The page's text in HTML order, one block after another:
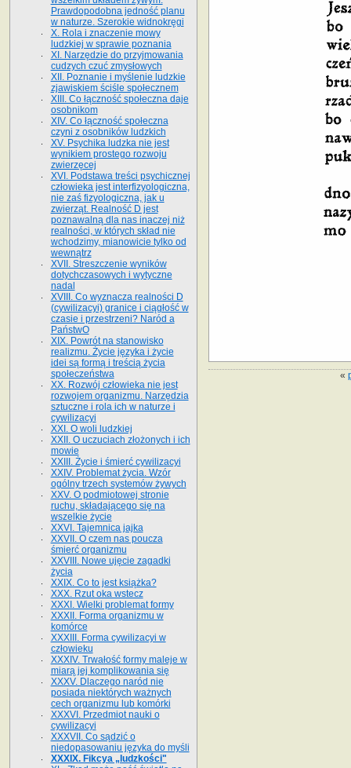
«
Prawdopodobna jedność planu
w naturze. Szerokie widnokręgi
X. Rola i znaczenie mowy
ludzkiej w sprawie poznania
XI. Narzędzie do przyjmowania
cudzych czuć zmysłowych
XII. Poznanie i myślenie ludzkie
zjawiskiem ściśle społecznem
XIII. Co łączność społeczna daje
osobnikom
XIV. Co łączność społeczna
czyni z osobników ludzkich
XV. Psychika ludzka nie jest
wynikiem prostego rozwoju
zwierzęcej
XVI. Podstawa treści psychicznej
człowieka jest interfizyologiczna,
nie zaś fizyologiczna, jak u
zwierząt. Realność D jest
poznawalną dla nas inaczej niż
realności, w których skład nie
wchodzimy, mianowicie tylko od
wewnątrz
XVII. Streszczenie wyników
dotychczasowych i wytyczne
nadal
XVIII. Co wyznacza realności D
(cywilizacyi) granice i ciągłość w
czasie i przestrzeni? Naród a
PaństwO
XIX. Powrót na stanowisko
realizmu. Życie języka i życie
idei są formą i treścią życia
społeczeństwa
XX. Rozwój człowieka nie jest
rozwojem organizmu. Narzędzia
sztuczne i rola ich w naturze i
cywilizacyi
XXI. O woli ludzkiej
XXII. O uczuciach złożonych i ich
mowie
XXIII. Życie i śmierć cywilizacyi
XXIV. Problemat życia. Wzór
ogólny trzech systemów żywych
XXV. O podmiotowej stronie
ruchu, składającego się na
wszelkie życie
XXVI. Tajemnica jajka
XXVII. O czem nas poucza
śmierć organizmu
XXVIII. Nowe ujęcie zagadki
życia
XXIX. Co to jest książka?
XXX. Rzut oka wstecz
XXXI. Wielki problemat formy
XXXII. Forma organizmu w
komórce
XXXIII. Forma cywilizacyi w
człowieku
XXXIV. Trwałość formy maleje w
miarą jej komplikowania się
XXXV. Dlaczego naród nie
posiada niektórych ważnych
cech organizmu lub komórki
XXXVI. Przedmiot nauki o
cywilizacyi
XXXVII. Co sądzić o
niedopasowaniu języka do myśli
XXXIX. Fikcya „ludzkości"